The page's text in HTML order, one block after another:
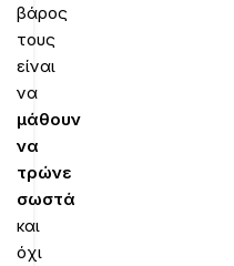
βάρος
τους
είναι
να
μάθουν
να
τρώνε
σωστά
και
όχι